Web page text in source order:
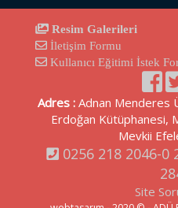
Resim Galerileri
İletişim Formu
Kullanıcı Eğitimi İstek
Adres :Adnan Menderes
Erdoğan Kütüphanesi,
Mevkii
0256 218 2046-0
Site